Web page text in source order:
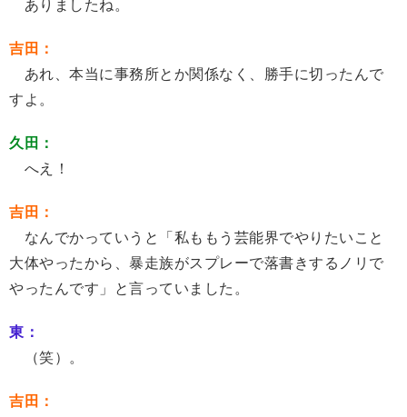
ありましたね。
吉田：
あれ、本当に事務所とか関係なく、勝手に切ったんで
すよ。
久田：
へえ！
吉田：
なんでかっていうと「私ももう芸能界でやりたいこと
大体やったから、暴走族がスプレーで落書きするノリで
やったんです」と言っていました。
東：
（笑）。
吉田：